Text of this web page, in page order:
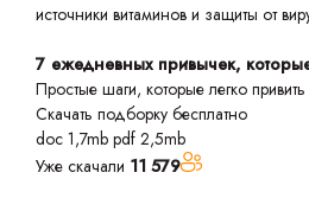
источники витаминов и защиты от
7 ежедневных привычек,
Простые шаги, которые легко
Скачать подборку бесплатно
doc 1,7mb pdf 2,5mb
Уже скачали 11 579